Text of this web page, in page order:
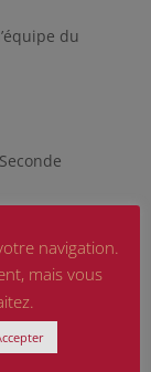
du
navigation.
mais vous